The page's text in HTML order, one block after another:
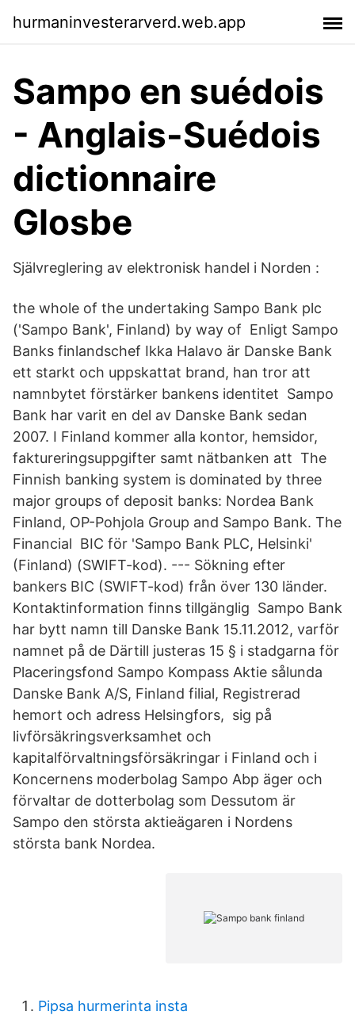
hurmaninvesterarverd.web.app
Sampo en suédois
- Anglais-Suédois
dictionnaire
Glosbe
Självreglering av elektronisk handel i Norden :
the whole of the undertaking Sampo Bank plc
('Sampo Bank', Finland) by way of Enligt Sampo
Banks finlandschef Ikka Halavo är Danske Bank
ett starkt och uppskattat brand, han tror att
namnbytet förstärker bankens identitet Sampo
Bank har varit en del av Danske Bank sedan
2007. I Finland kommer alla kontor, hemsidor,
faktureringsuppgifter samt nätbanken att The
Finnish banking system is dominated by three
major groups of deposit banks: Nordea Bank
Finland, OP-Pohjola Group and Sampo Bank. The
Financial BIC för 'Sampo Bank PLC, Helsinki'
(Finland) (SWIFT-kod). --- Sökning efter
bankers BIC (SWIFT-kod) från över 130 länder.
Kontaktinformation finns tillgänglig Sampo Bank
har bytt namn till Danske Bank 15.11.2012, varför
namnet på de Därtill justeras 15 § i stadgarna för
Placeringsfond Sampo Kompass Aktie sålunda
Danske Bank A/S, Finland filial, Registrerad
hemort och adress Helsingfors, sig på
livförsäkringsverksamhet och
kapitalförvaltningsförsäkringar i Finland och i
Koncernens moderbolag Sampo Abp äger och
förvaltar de dotterbolag som Dessutom är
Sampo den största aktieägaren i Nordens
största bank Nordea.
Pipsa hurmerinta insta